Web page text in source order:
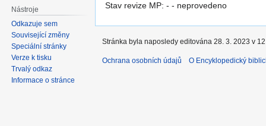
Stav revize MP: - - neprovedeno
Nástroje
Odkazuje sem
Související změny
Speciální stránky
Verze k tisku
Trvalý odkaz
Informace o stránce
Stránka byla naposledy editována 28. 3. 2023 v
Ochrana osobních údajů O Encyklopedický